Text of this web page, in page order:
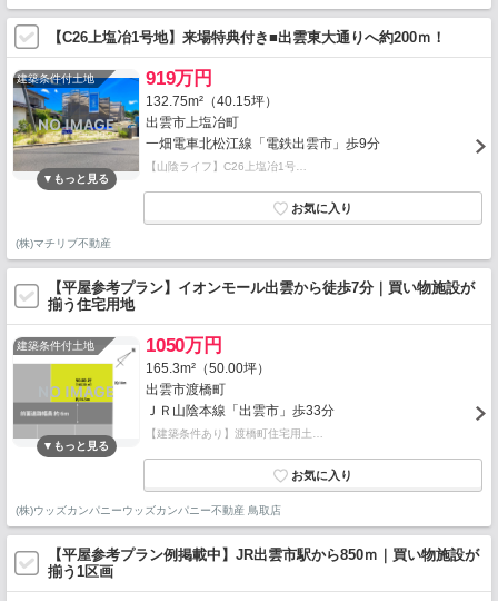
【C26上塩冶1号地】来場特典付き■出雲東大通りへ約200ｍ！
建築条件付土地 919万円
132.75m²（40.15坪）
出雲市上塩冶町
一畑電車北松江線「電鉄出雲市」歩9分
【山陰ライフ】C26上塩冶1号…
(株)マチリブ不動産
【平屋参考プラン】イオンモール出雲から徒歩7分｜買い物施設が
揃う住宅用地
建築条件付土地 1050万円
165.3m²（50.00坪）
出雲市渡橋町
ＪＲ山陰本線「出雲市」歩33分
【建築条件あり】渡橋町住宅用土…
(株)ウッズカンパニーウッズカンパニー不動産 鳥取店
【平屋参考プラン例掲載中】JR出雲市駅から850ｍ｜買い物施設が
揃う1区画